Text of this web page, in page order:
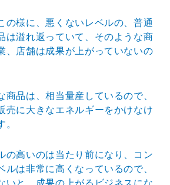
の様に、悪くないレベルの、普通
は溢れ返っていて、そのような商
、店舗は成果が上がっていないの
商品は、相当量産しているので、
売に大きなエネルギーをかけなけ
。
の高いのは当たり前になり、コン
ルは非常に高くなっているので、
いと、成果の上がるビジネスにな